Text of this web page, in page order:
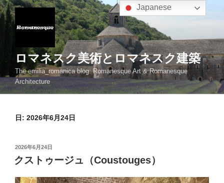
コ
ン
ス
キ
ロマネスク美術とロマネスク建築
The emilia_romanica blog: Romanesque Art & Romanesque
Architecture
日: 2026年6月24日
投
稿
日:
2026年6月24日
クストゥージュ（Coustouges）
Japanese